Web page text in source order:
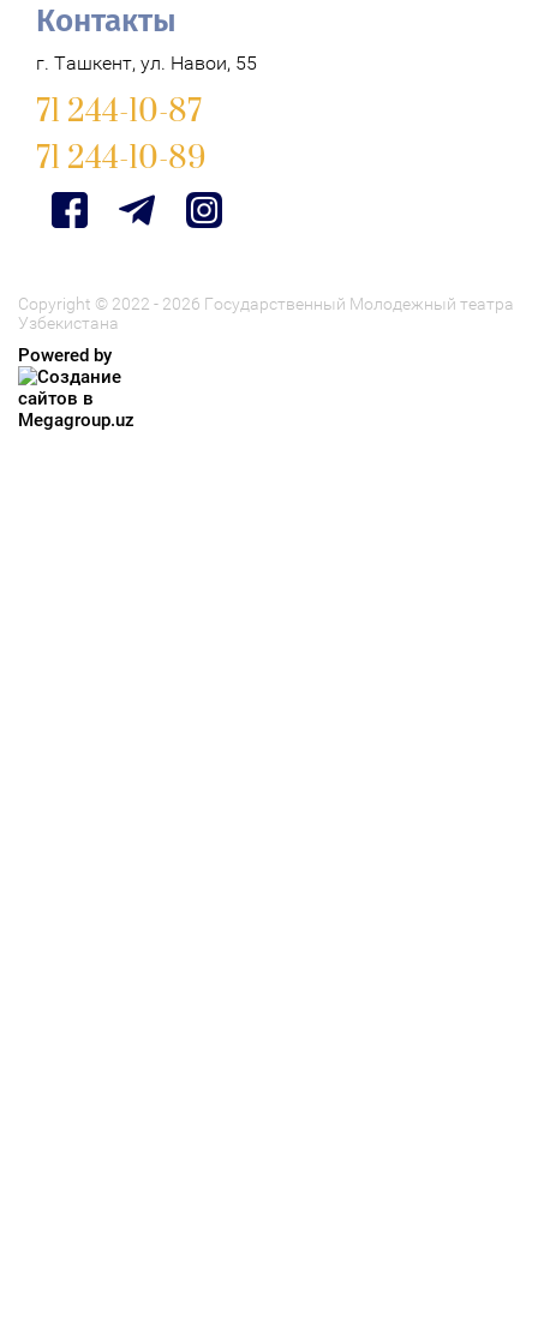
Контакты
г. Ташкент, ул. Навои, 55
71 244-10-87
71 244-10-89
Copyright © 2022 - 2026 Государственный Молодежный театра
Узбекистана
Powered by